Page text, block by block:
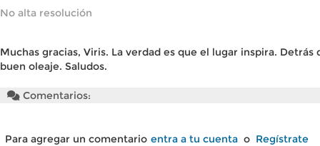
No alta resolución
Muchas gracias, Viris. La verdad es que el lugar inspira.
buen oleaje. Saludos.
Comentarios:
Para agregar un comentario entra a tu cuenta o Regístrate